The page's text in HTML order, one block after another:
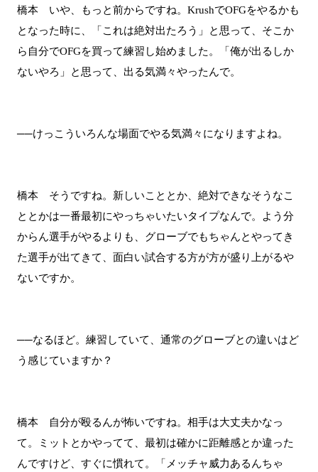
橋本 いや、もっと前からですね。KrushでOFGをやるかも
となった時に、「これは絶対出たろう」と思って、そこか
ら自分でOFGを買って練習し始めました。「俺が出るしか
ないやろ」と思って、出る気満々やったんで。
──けっこういろんな場面でやる気満々になりますよね。
橋本 そうですね。新しいこととか、絶対できなそうなこ
ととかは一番最初にやっちゃいたいタイプなんで。よう分
からん選手がやるよりも、グローブでもちゃんとやってき
た選手が出てきて、面白い試合する方が方が盛り上がるや
ないですか。
──なるほど。練習していて、通常のグローブとの違いはど
う感じていますか？
橋本 自分が殴るんが怖いですね。相手は大丈夫かなっ
て。ミットとかやってて、最初は確かに距離感とか違った
んですけど、すぐに慣れて。「メッチャ威力あるんちゃ